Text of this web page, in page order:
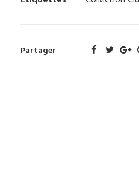
Partager